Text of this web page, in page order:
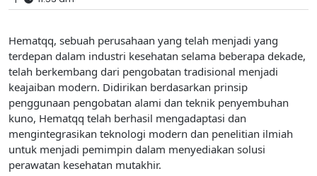
Hematqq, sebuah perusahaan yang telah menjadi yang
terdepan dalam industri kesehatan selama beberapa dekade,
telah berkembang dari pengobatan tradisional menjadi
keajaiban modern. Didirikan berdasarkan prinsip
penggunaan pengobatan alami dan teknik penyembuhan
kuno, Hematqq telah berhasil mengadaptasi dan
mengintegrasikan teknologi modern dan penelitian ilmiah
untuk menjadi pemimpin dalam menyediakan solusi
perawatan kesehatan mutakhir.